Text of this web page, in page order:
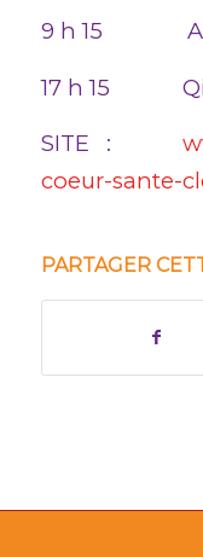
9 h 15
17 h 15 Qi
SITE :
coeur-sante-
PARTAGER